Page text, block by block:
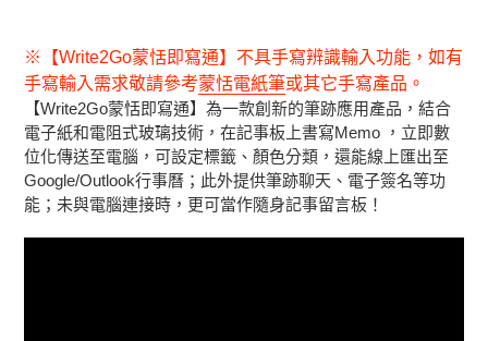
在
將
產
品
加
入
您
的
購
※【Write2Go蒙恬即寫通】不具手寫辨識輸入功能，如有
手寫輸入需求敬請參考蒙恬電紙筆或其它手寫產品。
【Write2Go蒙恬即寫通】為一款創新的筆跡應用產品，結合
電子紙和電阻式玻璃技術，在記事板上書寫Memo ，立即數
位化傳送至電腦，可設定標籤、顏色分類，還能線上匯出至
Google/Outlook行事曆；此外提供筆跡聊天、電子簽名等功
能；未與電腦連接時，更可當作隨身記事留言板！